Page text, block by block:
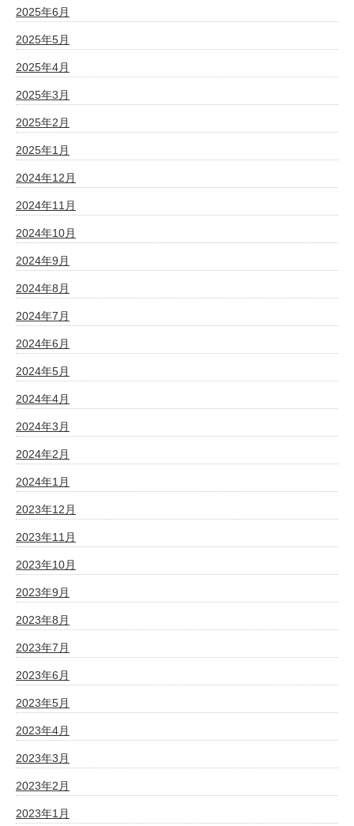
2025年6月
2025年5月
2025年4月
2025年3月
2025年2月
2025年1月
2024年12月
2024年11月
2024年10月
2024年9月
2024年8月
2024年7月
2024年6月
2024年5月
2024年4月
2024年3月
2024年2月
2024年1月
2023年12月
2023年11月
2023年10月
2023年9月
2023年8月
2023年7月
2023年6月
2023年5月
2023年4月
2023年3月
2023年2月
2023年1月